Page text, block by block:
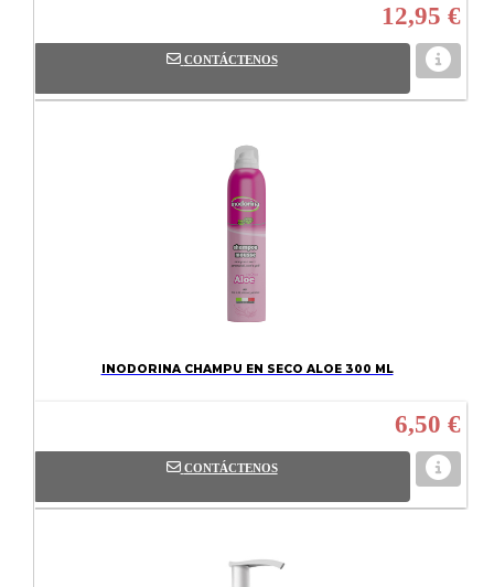
12,95 €
CONTÁCTENOS
INODORINA CHAMPU EN SECO ALOE 300 ML
6,50 €
CONTÁCTENOS